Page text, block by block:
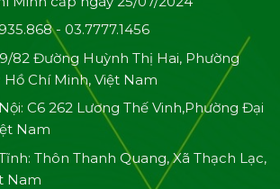
- 03.7777.1456
82 Đường Huỳnh Thị Hai, Phường
Hồ Chí Minh, Việt Nam
C6 262 Lương Thế Vinh,Phường Đại
Nam
Thôn Thanh Quang, Xã Thạch Lạc,
Nam